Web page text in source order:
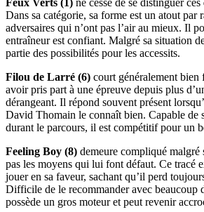
Dans sa catégorie, sa forme est un atout par
adversaires qui n’ont pas l’air au mieux. Il
entraîneur est confiant. Malgré sa situation
partie des possibilités pour les accessits.
Filou de Larré (6) court généralement bien
avoir pris part à une épreuve depuis plus
dérangeant. Il répond souvent présent
David Thomain le connaît bien. Capable de
durant le parcours, il est compétitif pour un
Feeling Boy (8) demeure compliqué malgré
pas les moyens qui lui font défaut. Ce tracé
jouer en sa faveur, sachant qu’il perd
Difficile de le recommander avec beaucoup
possède un gros moteur et peut revenir